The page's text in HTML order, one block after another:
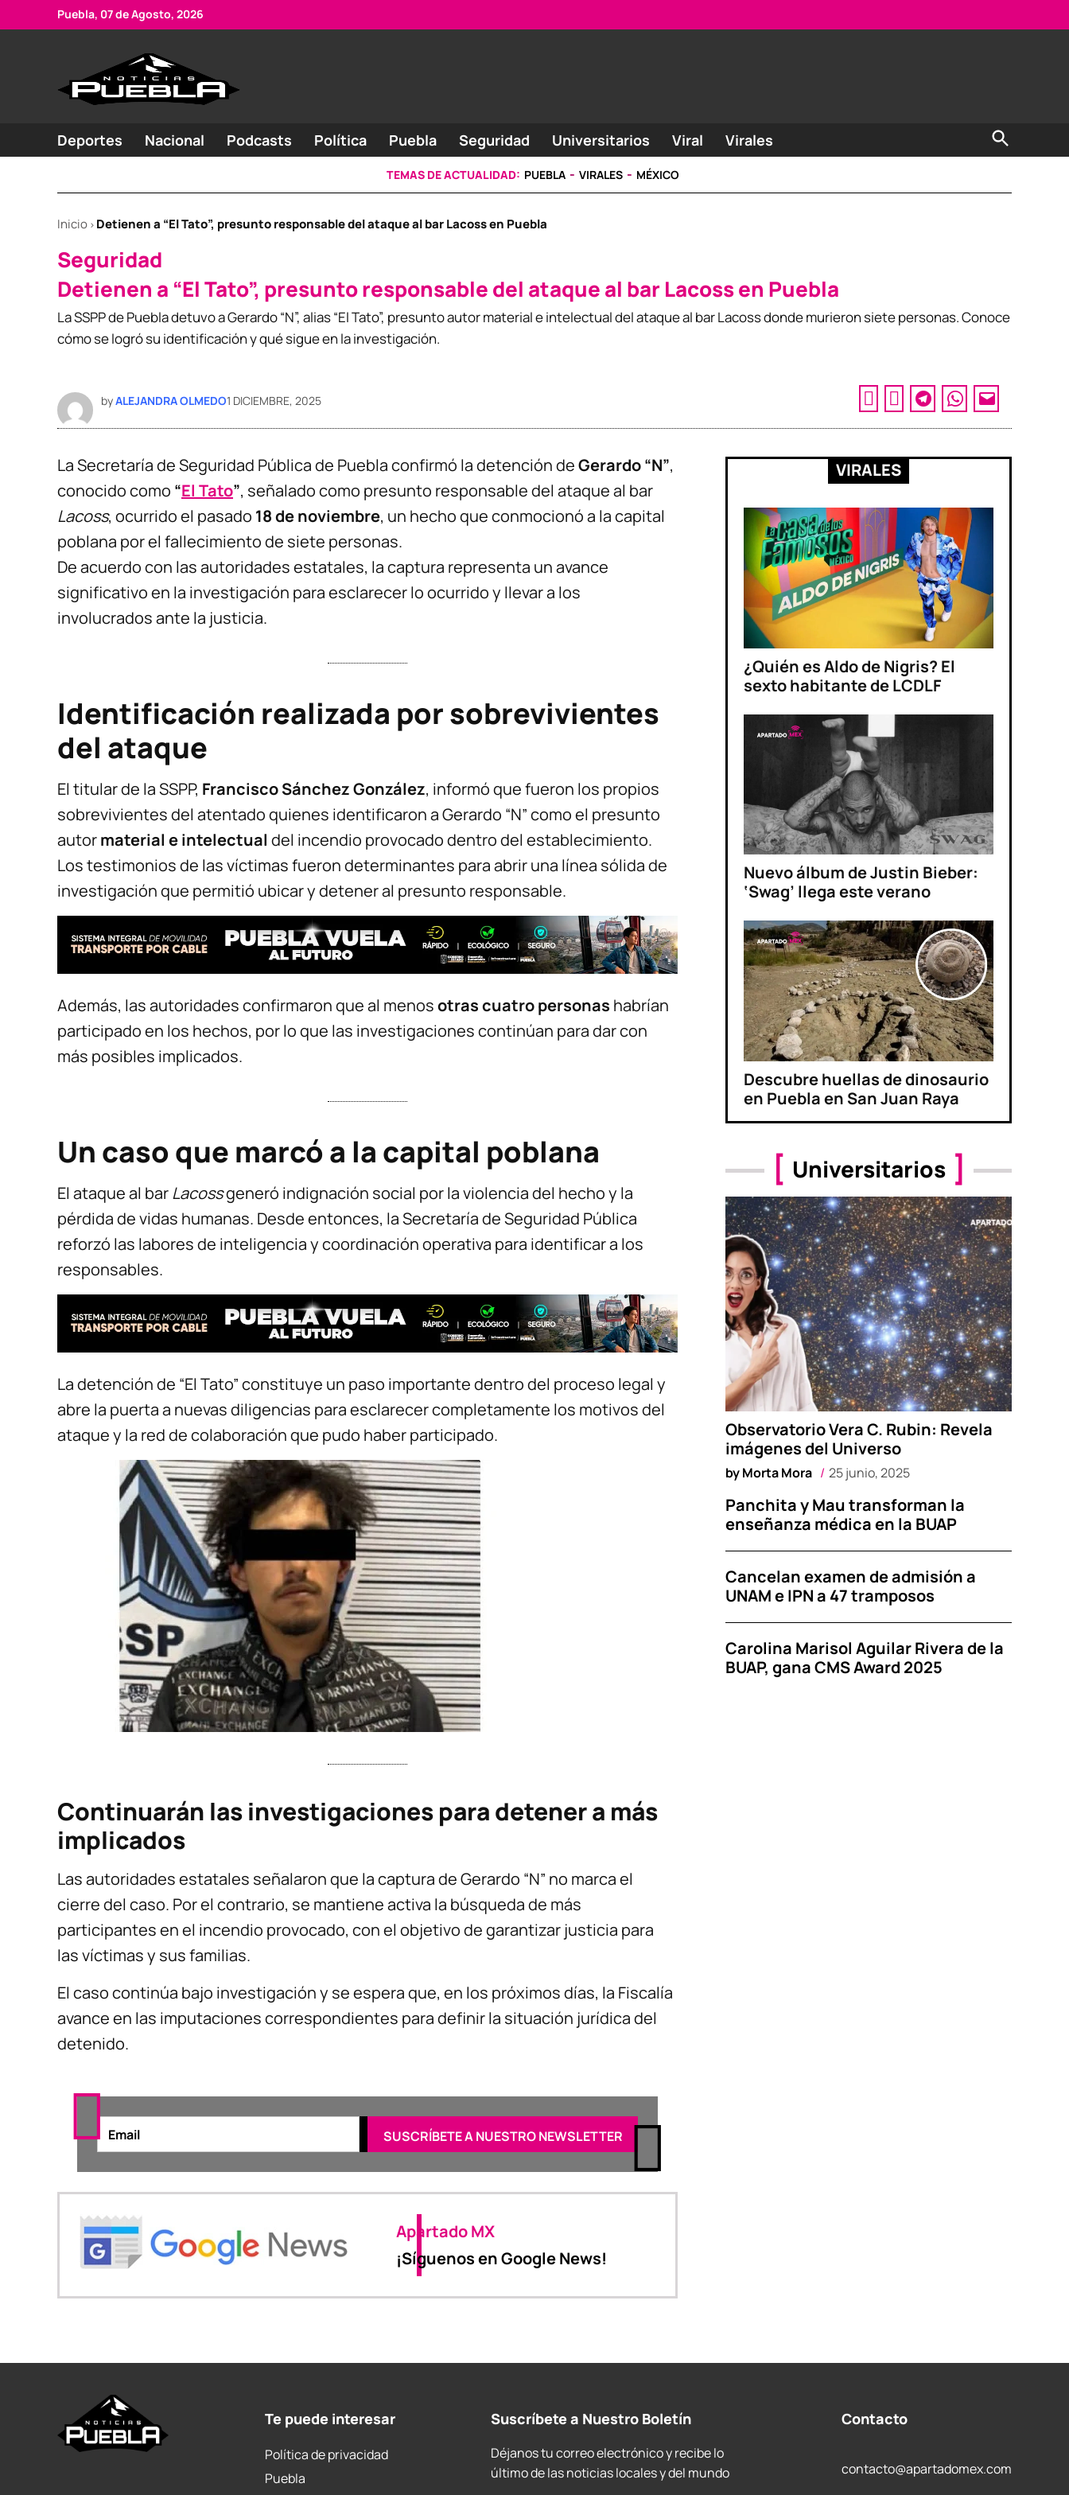
Puebla, 07 de Agosto, 2026
noticias
Deportes Nacional Podcasts Política Puebla Seguridad Universitarios Viral Virales
Open
Search
TEMAS DE ACTUALIDAD: PUEBLA VIRALES MÉXICO
Inicio > Detienen a “El Tato”, presunto responsable del ataque al bar Lacoss en Puebla
POSTED
IN
Seguridad
Detienen a “El Tato”, presunto responsable del ataque al bar Lacoss en Puebla
La SSPP de Puebla detuvo a Gerardo “N”, alias “El Tato”, presunto autor material e intelectual del ataque al bar Lacoss donde murieron siete personas. Conoce
cómo se logró su identificación y qué sigue en la investigación.
byALEJANDRA OLMEDO1 DICIEMBRE, 2025
La Secretaría de Seguridad Pública de Puebla confirmó la detención deGerardo “N”,
conocido como “El Tato”, señalado como presunto responsable del ataque al bar
Lacoss, ocurrido el pasado 18 de noviembre, un hecho que conmocionó a la capital
poblana por el fallecimiento de siete personas.
De acuerdo con las autoridades estatales, la captura representa un avance
significativo en la investigación para esclarecer lo ocurrido y llevar a los
involucrados ante la justicia.
Identificación realizada por sobrevivientes
del ataque
El titular de la SSPP, Francisco Sánchez González, informó que fueron los propios
sobrevivientes del atentado quienes identificaron a Gerardo “N” como el presunto
autormaterial e intelectual del incendio provocado dentro del establecimiento.
Los testimonios de las víctimas fueron determinantes para abrir una línea sólida de
investigación que permitió ubicar y detener al presunto responsable.
Además, las autoridades confirmaron que al menosotras cuatro personas habrían
participado en los hechos, por lo que las investigaciones continúan para dar con
más posibles implicados.
Un caso que marcó a la capital poblana
El ataque al barLacossgeneró indignación social por la violencia del hecho y la
pérdida de vidas humanas. Desde entonces, la Secretaría de Seguridad Pública
reforzó las labores de inteligencia y coordinación operativa para identificar a los
responsables.
La detención de “El Tato” constituye un paso importante dentro del proceso legal y
abre la puerta a nuevas diligencias para esclarecer completamente los motivos del
ataque y la red de colaboración que pudo haber participado.
Continuarán las investigaciones para detener a más
implicados
Las autoridades estatales señalaron que la captura de Gerardo “N” no marca el
cierre del caso. Por el contrario, se mantiene activa la búsqueda de más
participantes en el incendio provocado, con el objetivo de garantizar justicia para
las víctimas y sus familias.
El caso continúa bajo investigación y se espera que, en los próximos días, la Fiscalía
avance en las imputaciones correspondientes para definir la situación jurídica del
detenido.
Apartado MX
¡Síguenos en Google News!
VIRALES
¿Quién es Aldo de Nigris? El
sexto habitante de LCDLF
Nuevo álbum de Justin Bieber:
‘Swag’ llega este verano
Descubre huellas de dinosaurio
en Puebla en San Juan Raya
Universitarios
Observatorio Vera C. Rubin: Revela
imágenes del Universo
byMorta Mora 25 junio, 2025
Panchita y Mau transforman la
enseñanza médica en la BUAP
Cancelan examen de admisión a
UNAM e IPN a 47 tramposos
Carolina Marisol Aguilar Rivera de la
BUAP, gana CMS Award 2025
Te puede interesar
Política de privacidad
Puebla
Suscríbete a Nuestro Boletín
Déjanos tu correo electrónico y recibe lo
último de las noticias locales y del mundo
Contacto
contacto@apartadomex.com